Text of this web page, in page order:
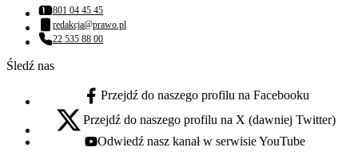
Numer telefonu:
801 04 45 45
Adres email:
redakcja@prawo.pl
Numer telefonu:
22 535 88 00
Śledź nas
facebook - otwiera się w nowej karcie
Przejdź do naszego profilu na Facebooku
x - otwiera się w nowej karcie
Przejdź do naszego profilu na X (dawniej Twitter)
youtube - otwiera się w nowej karcie
Odwiedź nasz kanał w serwisie YouTube